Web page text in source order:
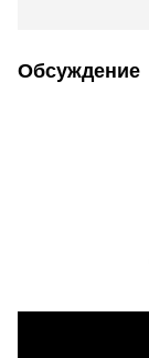
Обсуждение